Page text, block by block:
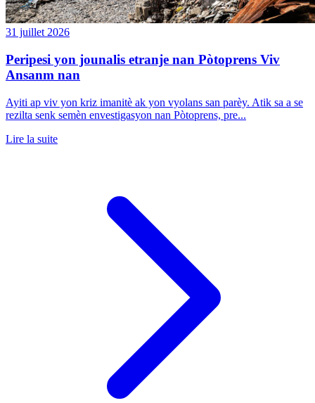
31 juillet 2026
Peripesi yon jounalis etranje nan Pòtoprens Viv
Ansanm nan
Ayiti ap viv yon kriz imanitè ak yon vyolans san parèy. Atik sa a se
rezilta senk semèn envestigasyon nan Pòtoprens, pre...
Lire la suite